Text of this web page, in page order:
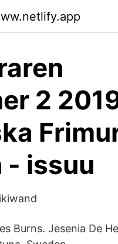
2
- issuu
Burns. Jesenia De